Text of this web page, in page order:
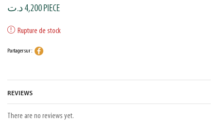
4,200د.ت PIECE
Rupture de stock
Partager sur :
REVIEWS
There are no reviews yet.